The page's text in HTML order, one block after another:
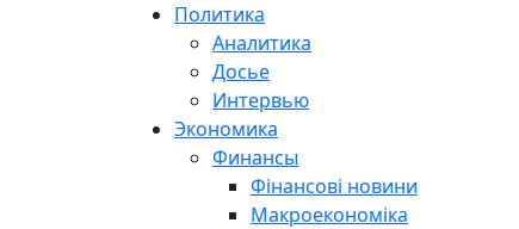
Политика
Аналитика
Досье
Интервью
Экономика
Финансы
Фінансові новини
Макроекономіка